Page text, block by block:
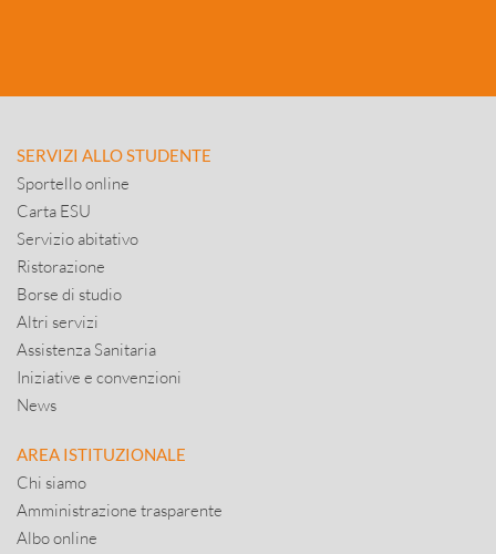
SERVIZI ALLO STUDENTE
Sportello online
Carta ESU
Servizio abitativo
Ristorazione
Borse di studio
Altri servizi
Assistenza Sanitaria
Iniziative e convenzioni
News
AREA ISTITUZIONALE
Chi siamo
Amministrazione trasparente
Albo online